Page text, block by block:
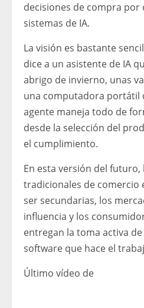
decisiones de compra por
sistemas de IA.
La visión es bastante
dice a un asistente de IA
abrigo de invierno, unas
una computadora portátil
agente maneja todo de
desde la selección del
el cumplimiento.
En esta versión del futuro,
tradicionales de comercio
ser secundarias, los
influencia y los
entregan la toma activa
software que hace el
Último vídeo de